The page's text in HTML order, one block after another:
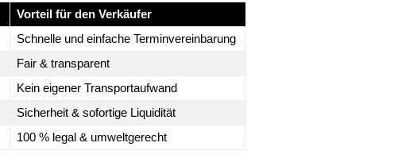
Vorteil für den Verkäufer
Schnelle und einfache Terminvereinbarung
Fair & transparent
Kein eigener Transportaufwand
Sicherheit & sofortige Liquidität
100 % legal & umweltgerecht